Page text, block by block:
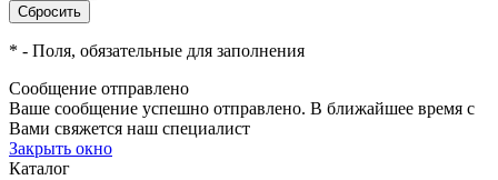
* - Поля, обязательные для заполнения
Сообщение отправлено
Ваше сообщение успешно отправлено. В ближайшее время с
Вами свяжется наш специалист
Закрыть окно
Каталог